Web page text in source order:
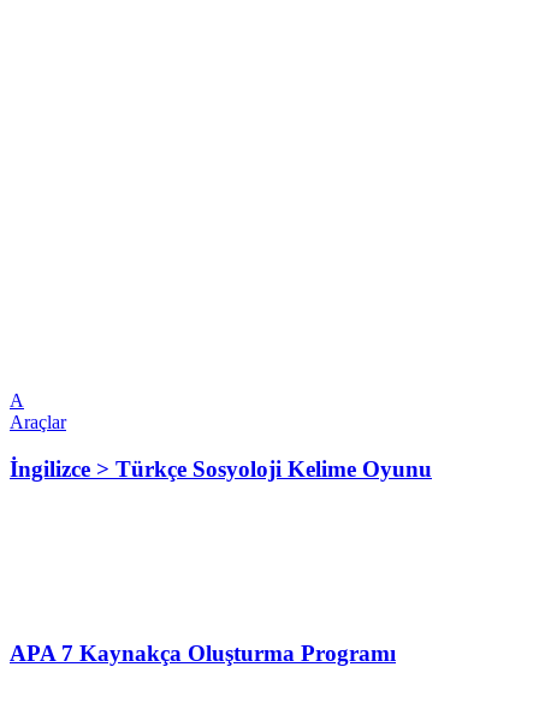
A
Araçlar
İngilizce > Türkçe Sosyoloji Kelime Oyunu
APA 7 Kaynakça Oluşturma Programı